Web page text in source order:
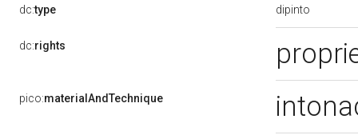
dc:type dipinto
dc:rights
pico:materialAndTechnique